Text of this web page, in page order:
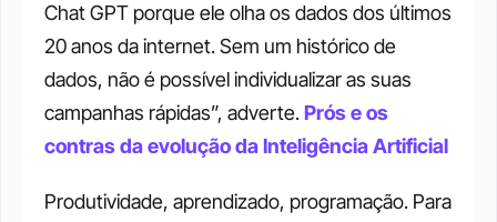
Chat GPT porque ele olha os dados dos últimos
20 anos da internet. Sem um histórico de
dados, não é possível individualizar as suas
campanhas rápidas”, adverte.Prós e os
contras da evolução da Inteligência Artificial
Produtividade, aprendizado, programação. Para